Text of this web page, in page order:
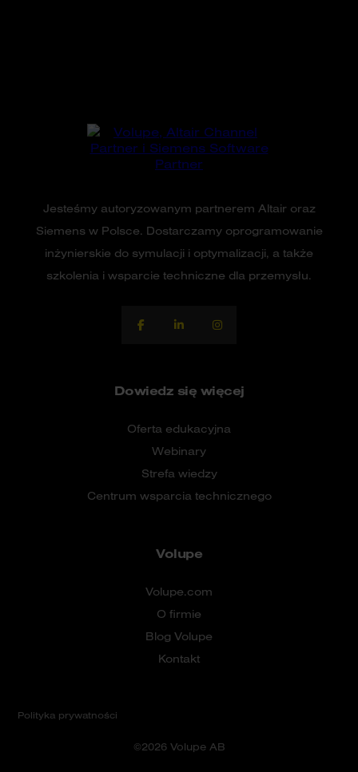
Jesteśmy autoryzowanym partnerem Altair oraz
Siemens w Polsce. Dostarczamy oprogramowanie
inżynierskie do symulacji i optymalizacji, a także
szkolenia i wsparcie techniczne dla przemysłu.
Dowiedz się więcej
Oferta edukacyjna
Webinary
Strefa wiedzy
Centrum wsparcia technicznego
Volupe
Volupe.com
O firmie
Blog Volupe
Kontakt
©2026 Volupe AB
Polityka prywatności